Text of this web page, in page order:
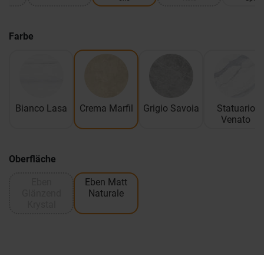
Farbe
Bianco Lasa Crema Marfil Grigio Savoia
Statuario
Venato
Oberfläche
Eben Matt
Naturale